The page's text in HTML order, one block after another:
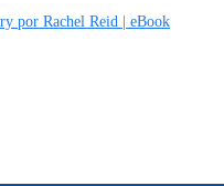
por Rachel Reid | eBook